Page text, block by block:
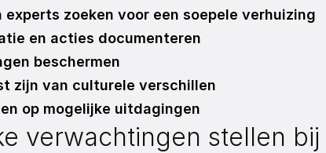
experts zoeken voor een soepele verhuizing
en acties documenteren
beschermen
zijn van culturele verschillen
op mogelijke uitdagingen
verwachtingen stellen